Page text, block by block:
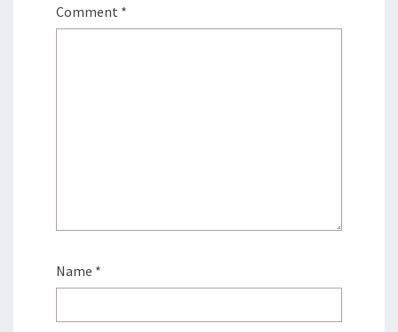
Comment *
Name *